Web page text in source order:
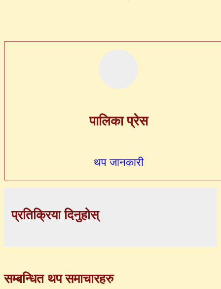
पालिका प्रेस
थप जानकारी
प्रतिक्रिया दिनुहोस्
सम्बन्धित थप समाचारहरु